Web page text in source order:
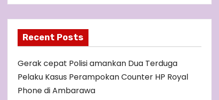
Recent Posts
Gerak cepat Polisi amankan Dua Terduga
Pelaku Kasus Perampokan Counter HP Royal
Phone di Ambarawa